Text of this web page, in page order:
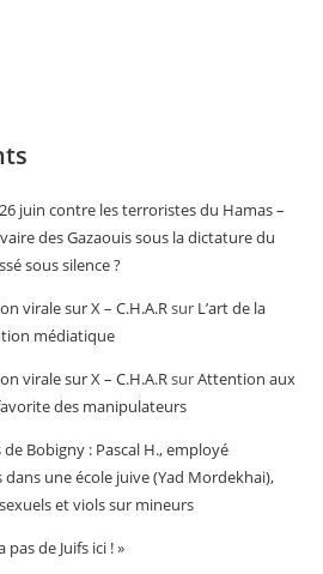
juin contre les terroristes du Hamas –
des Gazaouis sous la dictature du
sous silence ?
virale sur X – C.H.A.Rsur L’art de la
médiatique
virale sur X – C.H.A.RsurAttention aux
des manipulateurs
de Bobigny : Pascal H., employé
une école juive (Yad Mordekhai),
et viols sur mineurs
pas de Juifs ici ! »